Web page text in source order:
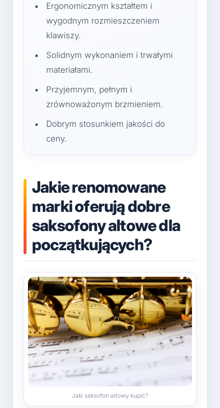
Ergonomicznym kształtem i
wygodnym rozmieszczeniem
klawiszy.
Solidnym wykonaniem i trwałymi
materiałami.
Przyjemnym, pełnym i
zrównoważonym brzmieniem.
Dobrym stosunkiem jakości do
ceny.
Jakie renomowane
marki oferują dobre
saksofony altowe dla
początkujących?
Jaki saksofon altowy kupić?